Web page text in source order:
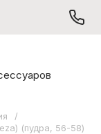
/
(пудра, 56-58)